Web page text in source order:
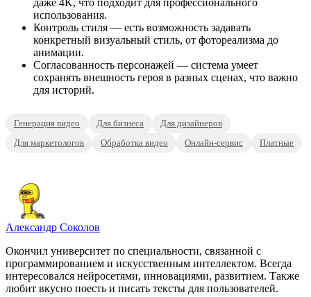
даже 4K, что подходит для профессионального
использования.
Контроль стиля — есть возможность задавать
конкретный визуальный стиль, от фотореализма до
анимации.
Согласованность персонажей — система умеет
сохранять внешность героя в разных сценах, что важно
для историй.
Генерация видео Для бизнеса
Для дизайнеров
Для маркетологов
Обработка видео Онлайн-сервис Платные
Александр Соколов
Окончил университет по специальности, связанной с
программированием и искусственным интеллектом. Всегда
интересовался нейросетями, инновациями, развитием. Также
любит вкусно поесть и писать тексты для пользователей.